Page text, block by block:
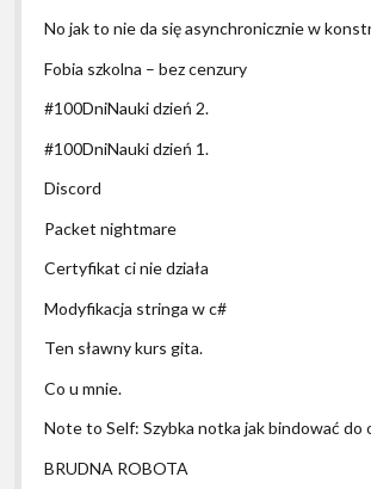
No jak to nie da się asynchronicznie w
Fobia szkolna – bez cenzury
#100DniNauki dzień 2.
#100DniNauki dzień 1.
Discord
Packet nightmare
Certyfikat ci nie działa
Modyfikacja stringa w c#
Ten sławny kurs gita.
Co u mnie.
Note to Self: Szybka notka jak bindować do
BRUDNA ROBOTA